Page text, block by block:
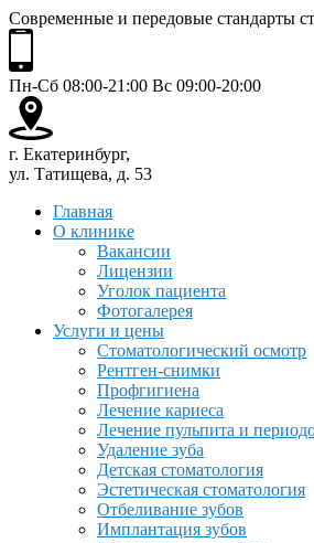
Современные и передовые стандарты
Пн-Сб 08:00-21:00 Вс 09:00-20:00
г. Екатеринбург,
ул. Татищева, д. 53
Главная
О клинике
Вакансии
Лицензии
Уголок пациента
Фотогалерея
Услуги и цены
Стоматологический осмотр
Рентген-снимки
Профгигиена
Лечение кариеса
Лечение пульпита и
Удаление зуба
Детская стоматология
Эстетическая стоматология
Отбеливание зубов
Имплантация зубов